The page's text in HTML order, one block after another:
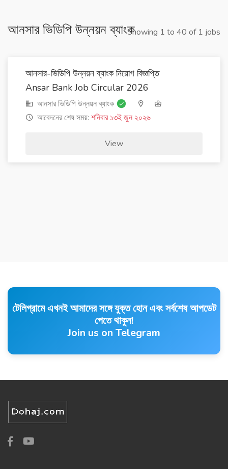
আনসার ভিডিপি উন্নয়ন ব্যাংকShowing 1 to 40 of 1 jobs
আনসার-ভিডিপি উন্নয়ন ব্যাংক নিয়োগ বিজ্ঞপ্তি
Ansar Bank Job Circular 2026
আনসার ভিডিপি উন্নয়ন ব্যাংক
আবেদনের শেষ সময়: শনিবার ১৩ই জুন ২০২৬
View
টেলিগ্রামে এখনই আমাদের সঙ্গে যুক্ত হোন এবং সর্বশেষ আপডেট
পেতে থাকুন!
Join us on Telegram